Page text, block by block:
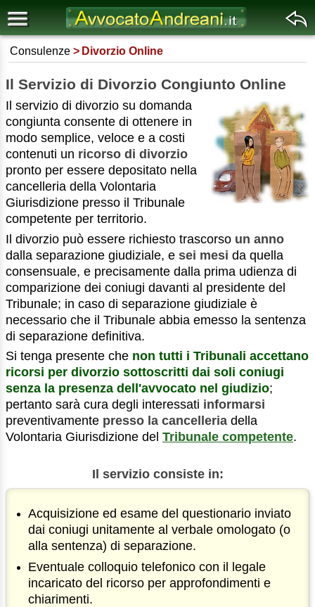
Consulenze Divorzio Online
Il Servizio di Divorzio Congiunto Online
Il servizio di divorzio su domanda
congiunta consente di ottenere in
modo semplice, veloce e a costi
contenuti un ricorso di divorzio
pronto per essere depositato nella
cancelleria della Volontaria
Giurisdizione presso il Tribunale
competente per territorio.
Il divorzio può essere richiesto trascorso un anno
dalla separazione giudiziale, e sei mesi da quella
consensuale, e precisamente dalla prima udienza di
comparizione dei coniugi davanti al presidente del
Tribunale; in caso di separazione giudiziale è
necessario che il Tribunale abbia emesso la sentenza
di separazione definitiva.
Si tenga presente che non tutti i Tribunali accettano
ricorsi per divorzio sottoscritti dai soli coniugi
senza la presenza dell'avvocato nel giudizio;
pertanto sarà cura degli interessati informarsi
preventivamente presso la cancelleria della
Volontaria Giurisdizione del Tribunale competente.
Il servizio consiste in:
Acquisizione ed esame del questionario inviato
dai coniugi unitamente al verbale omologato (o
alla sentenza) di separazione.
Eventuale colloquio telefonico con il legale
incaricato del ricorso per approfondimenti e
chiarimenti.